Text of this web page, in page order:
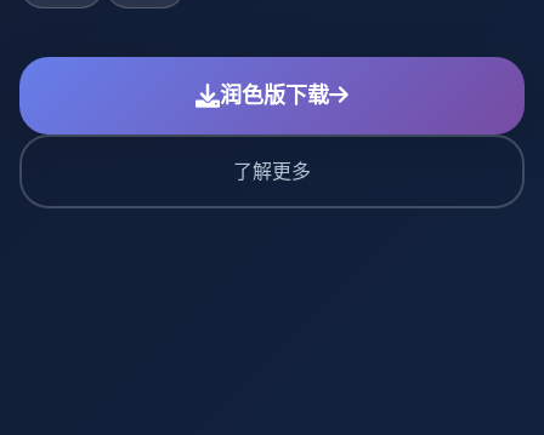
润色版下载
了解更多